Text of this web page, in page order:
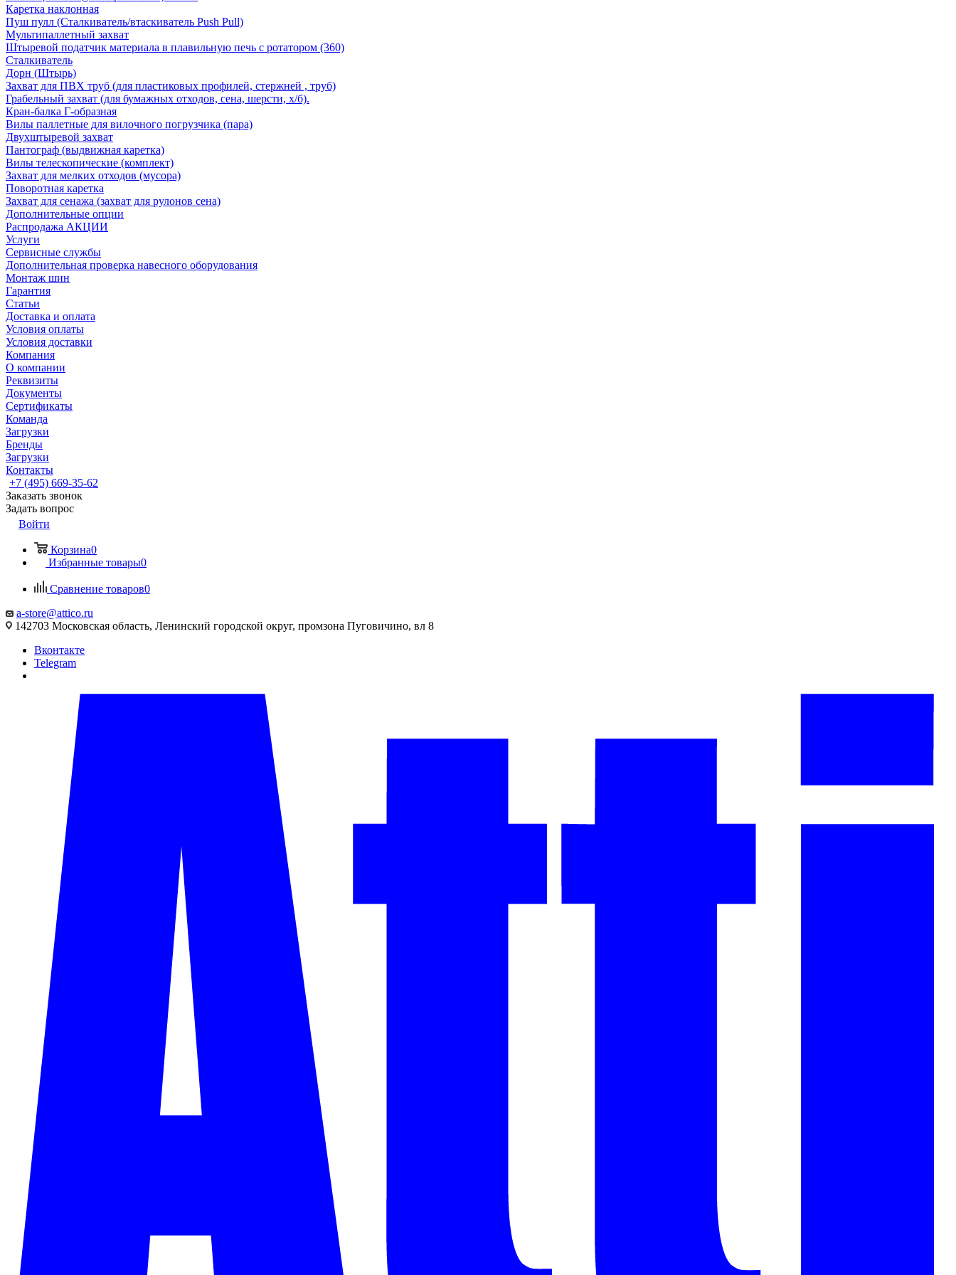
Каретка наклонная
Пуш пулл (Сталкиватель/втаскиватель Push Pull)
Мультипаллетный захват
Штыревой податчик материала в плавильную печь с ротатором (360)
Сталкиватель
Дорн (Штырь)
Захват для ПВХ труб (для пластиковых профилей, стержней , труб)
Грабельный захват (для бумажных отходов, сена, шерсти, х/б).
Кран-балка Г-образная
Вилы паллетные для вилочного погрузчика (пара)
Двухштыревой захват
Пантограф (выдвижная каретка)
Вилы телескопические (комплект)
Захват для мелких отходов (мусора)
Поворотная каретка
Захват для сенажа (захват для рулонов сена)
Дополнительные опции
Распродажа АКЦИИ
Услуги
Сервисные службы
Дополнительная проверка навесного оборудования
Монтаж шин
Гарантия
Статьи
Доставка и оплата
Условия оплаты
Условия доставки
Компания
О компании
Реквизиты
Документы
Сертификаты
Команда
Загрузки
Бренды
Загрузки
Контакты
+7 (495) 669-35-62
Заказать звонок
Задать вопрос
Войти
Корзина0
Избранные товары0
Сравнение товаров0
a-store@attico.ru
142703 Московская область, Ленинский городской округ, промзона Пуговичино, вл 8
Вконтакте
Telegram